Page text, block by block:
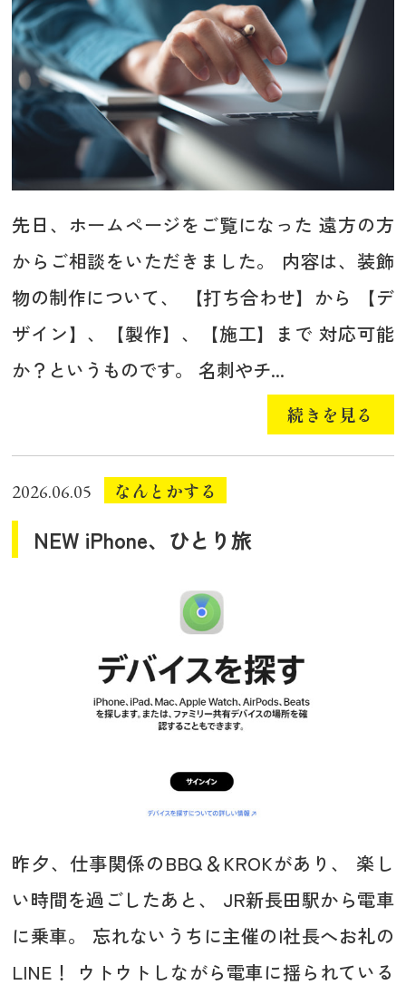
先日、ホームページをご覧になった 遠方の方
からご相談をいただきました。 内容は、装飾
物の制作について、 【打ち合わせ】から 【デ
ザイン】、【製作】、【施工】まで 対応可能
か？というものです。 名刺やチ...
続きを見る
2026.06.05 なんとかする
NEW iPhone、ひとり旅
昨夕、仕事関係のBBQ＆KROKがあり、 楽し
い時間を過ごしたあと、 JR新長田駅から電車
に乗車。 忘れないうちに主催のI社長へお礼の
LINE！ ウトウトしながら電車に揺られている